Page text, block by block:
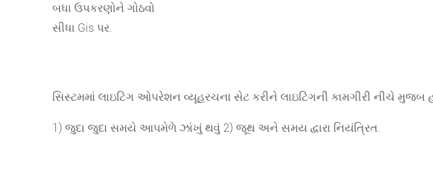
બધા ઉપકરણોને ગોઠવો
સીધા Gis પર.
સિસ્ટમમાં લાઇટિંગ ઓપરેશન વ્યૂહરચના સેટ કરીને લાઇટિંગની કામગીરી નીચે મુજબ
1) જુદા જુદા સમયે આપમેળે ઝાંખું થવું 2) જૂથ અને સમય દ્વારા નિયંત્રિત.